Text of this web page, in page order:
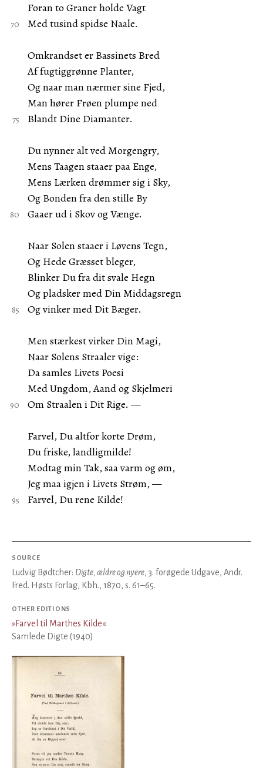
Foran to Graner holde Vagt
Med tusind spidse Naale.
Omkrandset er Bassinets Bred
Af fugtiggrønne Planter,
Og naar man nærmer sine Fjed,
Man hører Frøen plumpe ned
Blandt Dine Diamanter.
Du nynner alt ved Morgengry,
Mens Taagen staaer paa Enge,
Mens Lærken drømmer sig i Sky,
Og Bonden fra den stille By
Gaaer ud i Skov og Vænge.
Naar Solen staaer i Løvens Tegn,
Og Hede Græsset bleger,
Blinker Du fra dit svale Hegn
Og pladsker med Din Middagsregn
Og vinker med Dit Bæger.
Men stærkest virker Din Magi,
Naar Solens Straaler vige:
Da samles Livets Poesi
Med Ungdom, Aand og Skjelmeri
Om Straalen i Dit Rige. —
Farvel, Du altfor korte Drøm,
Du friske, landligmilde!
Modtag min Tak, saa varm og øm,
Jeg maa igjen i Livets Strøm, —
Farvel, Du rene Kilde!
SOURCE
Ludvig Bødtcher: Digte, ældre og nyere, 3. forøgede Udgave, Andr.
Fred. Høsts Forlag, Kbh., 1870, s. 61–65.
OTHER EDITIONS
»Farvel til Marthes Kilde«
Samlede Digte (1940)